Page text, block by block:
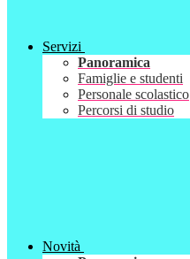
Servizi
Panoramica
Famiglie e studenti
Personale scolastico
Percorsi di studio
Novità